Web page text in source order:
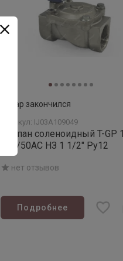
Товар закончился
Артикул: IJ03A109049
Клапан соленоидный T-GP
230/50AC НЗ 1 1/2" Ру12
нет отзывов
Подробнее